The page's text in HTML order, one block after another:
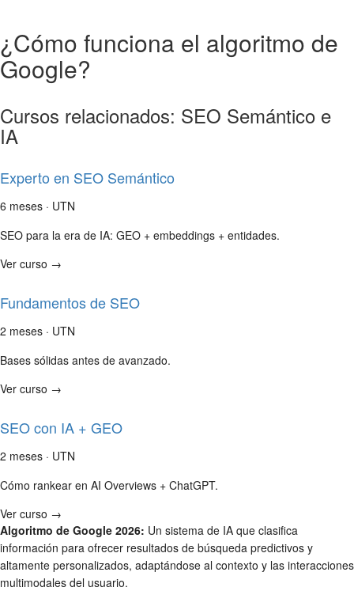
¿Cómo funciona el algoritmo de
Google?
Cursos relacionados: SEO Semántico e
IA
Experto en SEO Semántico
6 meses · UTN
SEO para la era de IA: GEO + embeddings + entidades.
Ver curso →
Fundamentos de SEO
2 meses · UTN
Bases sólidas antes de avanzado.
Ver curso →
SEO con IA + GEO
2 meses · UTN
Cómo rankear en AI Overviews + ChatGPT.
Ver curso →
Algoritmo de Google 2026: Un sistema de IA que clasifica
información para ofrecer resultados de búsqueda predictivos y
altamente personalizados, adaptándose al contexto y las interacciones
multimodales del usuario.